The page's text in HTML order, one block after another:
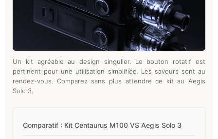
Un kit agréable au design singulier. Le bouton rotatif est
pertinent pour une utilisation simplifiée. Les saveurs sont au
rendez-vous. Comparez sans plus attendre ce kit au Aegis
Solo 3.
Comparatif : Kit Centaurus M100 VS Aegis Solo 3